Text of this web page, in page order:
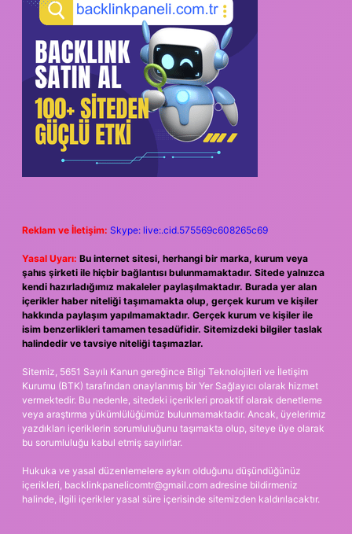
Reklam ve İletişim: Skype: live:.cid.575569c608265c69
Yasal Uyarı: Bu internet sitesi, herhangi bir marka, kurum veya
şahıs şirketi ile hiçbir bağlantısı bulunmamaktadır. Sitede yalnızca
kendi hazırladığımız makaleler paylaşılmaktadır. Burada yer alan
içerikler haber niteliği taşımamakta olup, gerçek kurum ve kişiler
hakkında paylaşım yapılmamaktadır. Gerçek kurum ve kişiler ile
isim benzerlikleri tamamen tesadüfidir. Sitemizdeki bilgiler taslak
halindedir ve tavsiye niteliği taşımazlar.
Sitemiz, 5651 Sayılı Kanun gereğince Bilgi Teknolojileri ve İletişim
Kurumu (BTK) tarafından onaylanmış bir Yer Sağlayıcı olarak hizmet
vermektedir. Bu nedenle, sitedeki içerikleri proaktif olarak denetleme
veya araştırma yükümlülüğümüz bulunmamaktadır. Ancak, üyelerimiz
yazdıkları içeriklerin sorumluluğunu taşımakta olup, siteye üye olarak
bu sorumluluğu kabul etmiş sayılırlar.
Hukuka ve yasal düzenlemelere aykırı olduğunu düşündüğünüz
içerikleri, backlinkpanelicomtr@gmail.com adresine bildirmeniz
halinde, ilgili içerikler yasal süre içerisinde sitemizden kaldırılacaktır.